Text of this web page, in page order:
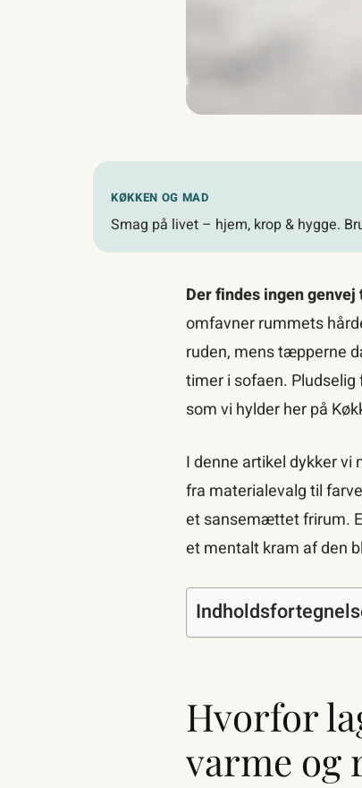
KØKKEN OG MAD
Smag på livet – hjem, krop & hygge.
Der findes ingen
omfavner rummets
ruden, mens tæpperne
timer i sofaen.
som vi hylder her på
I denne artikel dykker vi
fra materialevalg til
et sansemættet frirum.
et mentalt kram af den
Hvorfor
varme og